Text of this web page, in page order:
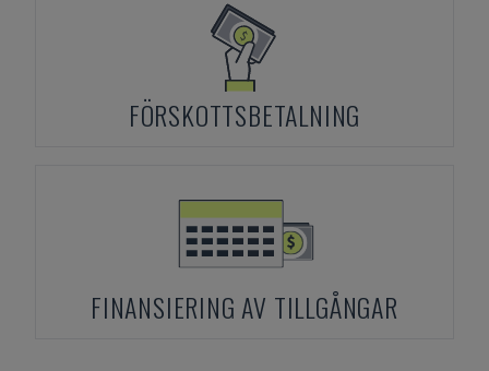
FÖRSKOTTSBETALNING
FINANSIERING AV TILLGÅNGAR